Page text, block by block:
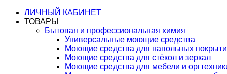
ЛИЧНЫЙ КАБИНЕТ
ТОВАРЫ
Бытовая и профессиональная химия
Универсальные моющие средства
Моющие средства для напольных
Моющие средства для стёкол и зеркал
Моющие средства для мебели и